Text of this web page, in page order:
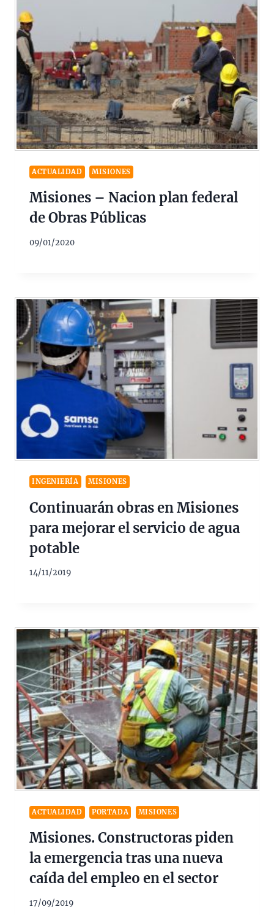
ACTUALIDAD MISIONES
Misiones – Nacion plan federal
de Obras Públicas
09/01/2020
INGENIERÍA MISIONES
Continuarán obras en Misiones
para mejorar el servicio de agua
potable
14/11/2019
ACTUALIDAD PORTADA MISIONES
Misiones. Constructoras piden
la emergencia tras una nueva
caída del empleo en el sector
17/09/2019